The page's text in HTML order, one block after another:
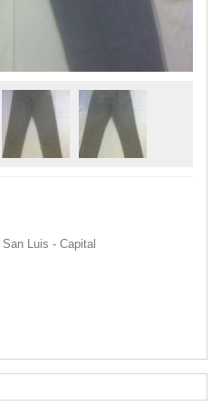
San Luis - Capital